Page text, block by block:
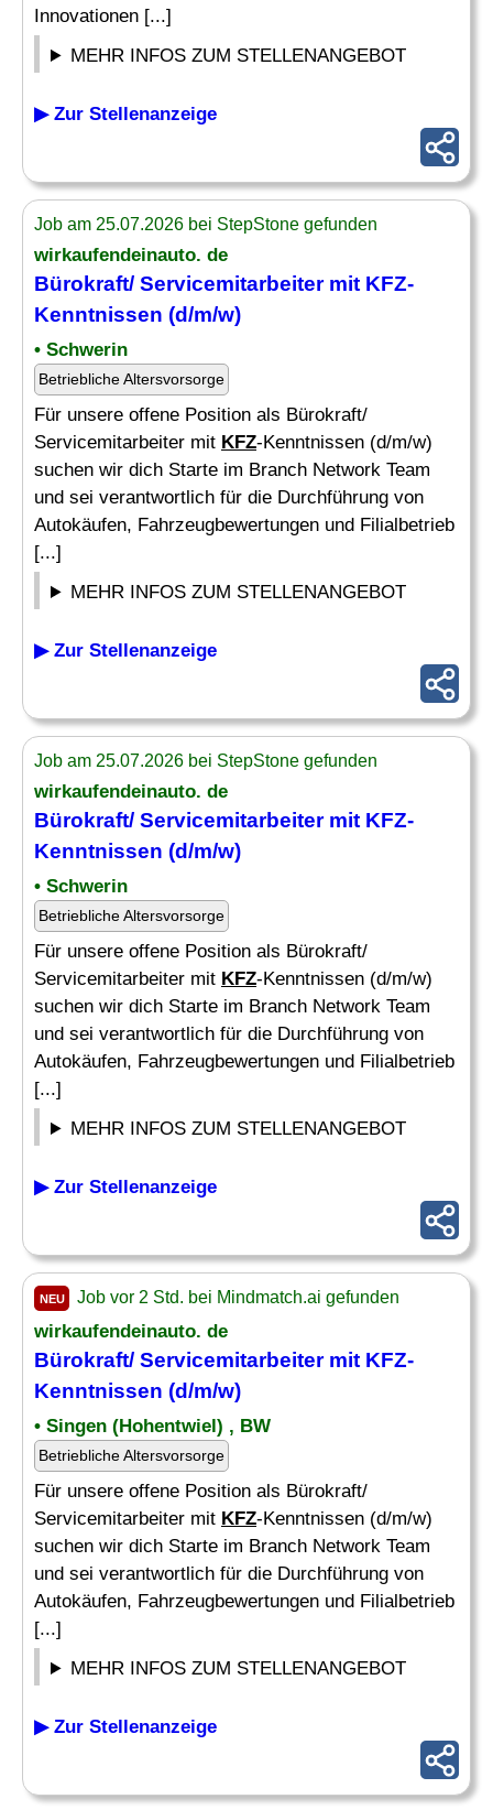
Innovationen [...]
MEHR INFOS ZUM STELLENANGEBOT
▶ Zur Stellenanzeige
Job am 25.07.2026 bei StepStone gefunden
wirkaufendeinauto. de
Bürokraft/ Servicemitarbeiter mit KFZ-
Kenntnissen (d/m/w)
• Schwerin
Betriebliche Altersvorsorge
Für unsere offene Position als Bürokraft/
Servicemitarbeiter mit KFZ-Kenntnissen (d/m/w)
suchen wir dich Starte im Branch Network Team
und sei verantwortlich für die Durchführung von
Autokäufen, Fahrzeugbewertungen und Filialbetrieb
[...]
MEHR INFOS ZUM STELLENANGEBOT
▶ Zur Stellenanzeige
Job am 25.07.2026 bei StepStone gefunden
wirkaufendeinauto. de
Bürokraft/ Servicemitarbeiter mit KFZ-
Kenntnissen (d/m/w)
• Schwerin
Betriebliche Altersvorsorge
Für unsere offene Position als Bürokraft/
Servicemitarbeiter mit KFZ-Kenntnissen (d/m/w)
suchen wir dich Starte im Branch Network Team
und sei verantwortlich für die Durchführung von
Autokäufen, Fahrzeugbewertungen und Filialbetrieb
[...]
MEHR INFOS ZUM STELLENANGEBOT
▶ Zur Stellenanzeige
NEU Job vor 2 Std. bei Mindmatch.ai gefunden
wirkaufendeinauto. de
Bürokraft/ Servicemitarbeiter mit KFZ-
Kenntnissen (d/m/w)
• Singen (Hohentwiel) , BW
Betriebliche Altersvorsorge
Für unsere offene Position als Bürokraft/
Servicemitarbeiter mit KFZ-Kenntnissen (d/m/w)
suchen wir dich Starte im Branch Network Team
und sei verantwortlich für die Durchführung von
Autokäufen, Fahrzeugbewertungen und Filialbetrieb
[...]
MEHR INFOS ZUM STELLENANGEBOT
▶ Zur Stellenanzeige